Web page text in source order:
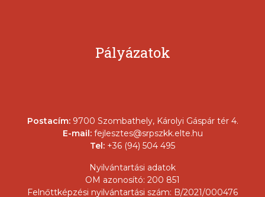
Pályázatok
Postacím: 9700 Szombathely, Károlyi Gáspár tér 4.
E-mail: fejlesztes@srpszkk.elte.hu
Tel: +36 (94) 504 495
Nyilvántartási adatok
OM azonosító: 200 851
Felnőttképzési nyilvántartási szám: B/2021/000476